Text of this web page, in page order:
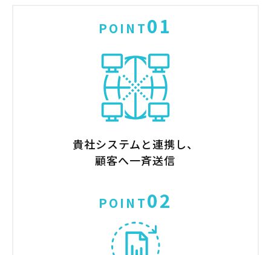
POINT01
貴社システムと連携し、
顧客へ一斉送信
POINT02